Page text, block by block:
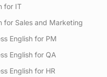
for IT
for Sales and Marketing
English for PM
English for QA
English for HR